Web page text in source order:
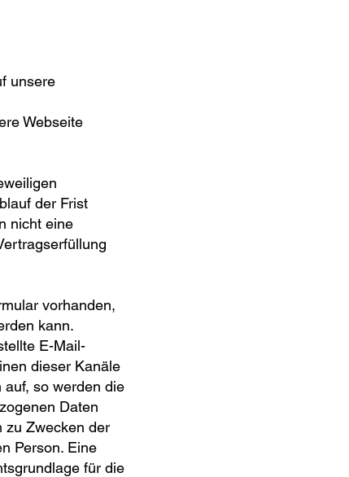
unsere
Webseite
der Frist
nicht eine
vorhanden,
kann.
E-Mail-
dieser Kanäle
auf, so werden die
Daten
zu Zwecken der
Person. Eine
für die